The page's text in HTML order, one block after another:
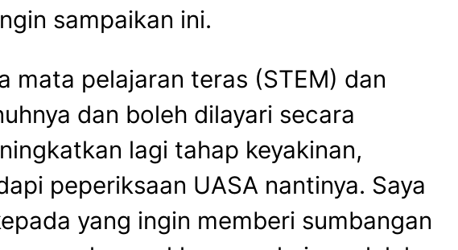
sampaikan ini.
mata pelajaran teras (STEM) dan
dan boleh dilayari secara
lagi tahap keyakinan,
peperiksaan UASA nantinya. Saya
yang ingin memberi sumbangan